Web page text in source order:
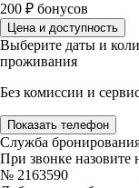
200 ₽ бонусов
Цена и доступность
Выберите даты и
проживания
Без комиссии и
Показать телефон
Служба
При звонке назовите
№ 2163590